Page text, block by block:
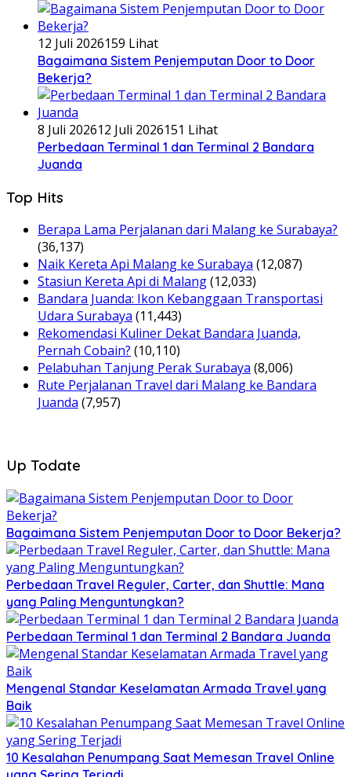
12 Juli 2026159 Lihat
Bagaimana Sistem Penjemputan Door to Door
Bekerja?
8 Juli 202612 Juli 2026151 Lihat
Perbedaan Terminal 1 dan Terminal 2 Bandara
Juanda
Top Hits
Berapa Lama Perjalanan dari Malang ke Surabaya?
(36,137)
Naik Kereta Api Malang ke Surabaya (12,087)
Stasiun Kereta Api di Malang(12,033)
Bandara Juanda: Ikon Kebanggaan Transportasi
Udara Surabaya (11,443)
Rekomendasi Kuliner Dekat Bandara Juanda,
Pernah Cobain? (10,110)
Pelabuhan Tanjung Perak Surabaya (8,006)
Rute Perjalanan Travel dari Malang ke Bandara
Juanda (7,957)
Up Todate
Bagaimana Sistem Penjemputan Door to Door Bekerja?
Perbedaan Travel Reguler, Carter, dan Shuttle: Mana
yang Paling Menguntungkan?
Perbedaan Terminal 1 dan Terminal 2 Bandara Juanda
Mengenal Standar Keselamatan Armada Travel yang
Baik
10 Kesalahan Penumpang Saat Memesan Travel Online